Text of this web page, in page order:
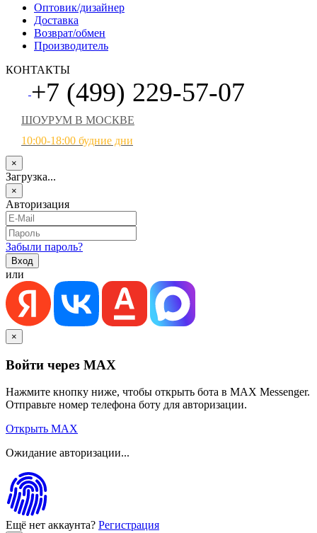
Оптовик/дизайнер
Доставка
Возврат/обмен
Производитель
КОНТАКТЫ
+7 (499) 229-57-07
ШОУРУМ В МОСКВЕ
10:00-18:00 будние дни
×
Загрузка...
×
Авторизация
Забыли пароль?
или
×
Войти через MAX
Нажмите кнопку ниже, чтобы открыть бота в MAX Messenger.
Отправьте номер телефона боту для авторизации.
Открыть MAX
Ожидание авторизации...
Ещё нет аккаунта? Регистрация